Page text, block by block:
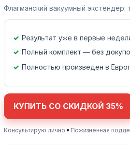
Флагманский вакуумный
Результат уже в первые
Полный комплект — без
Полностью произведен в
КУПИТЬ СО СКИДКОЙ 35%
Консультирую лично • Пожизненная